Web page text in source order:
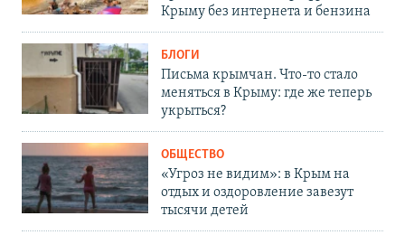
Крыму без интернета и бензина
БЛОГИ
Письма крымчан. Что-то стало
меняться в Крыму: где же теперь
укрыться?
ОБЩЕСТВО
«Угроз не видим»: в Крым на
отдых и оздоровление завезут
тысячи детей